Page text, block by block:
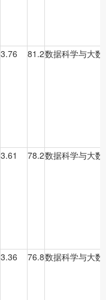
3.76 81.2数据科学与大
3.61 78.2数据科学与大
3.36 76.8数据科学与大